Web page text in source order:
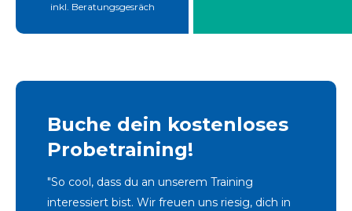
inkl. Beratungsgesräch
Buche dein kostenloses
Probetraining!
"So cool, dass du an unserem Training
interessiert bist. Wir freuen uns riesig, dich in